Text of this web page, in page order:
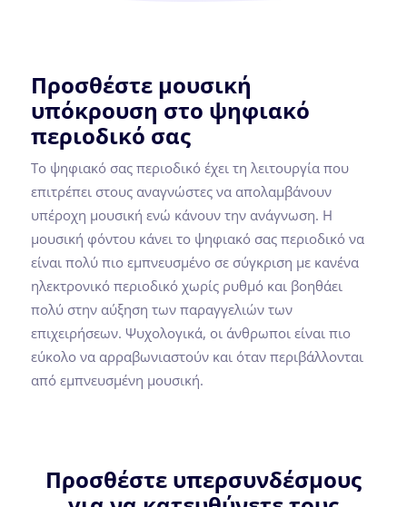
Προσθέστε μουσική
υπόκρουση στο ψηφιακό
περιοδικό σας
Το ψηφιακό σας περιοδικό έχει τη λειτουργία που
επιτρέπει στους αναγνώστες να απολαμβάνουν
υπέροχη μουσική ενώ κάνουν την ανάγνωση. Η
μουσική φόντου κάνει το ψηφιακό σας περιοδικό να
είναι πολύ πιο εμπνευσμένο σε σύγκριση με κανένα
ηλεκτρονικό περιοδικό χωρίς ρυθμό και βοηθάει
πολύ στην αύξηση των παραγγελιών των
επιχειρήσεων. Ψυχολογικά, οι άνθρωποι είναι πιο
εύκολο να αρραβωνιαστούν και όταν περιβάλλονται
από εμπνευσμένη μουσική.
Προσθέστε υπερσυνδέσμους